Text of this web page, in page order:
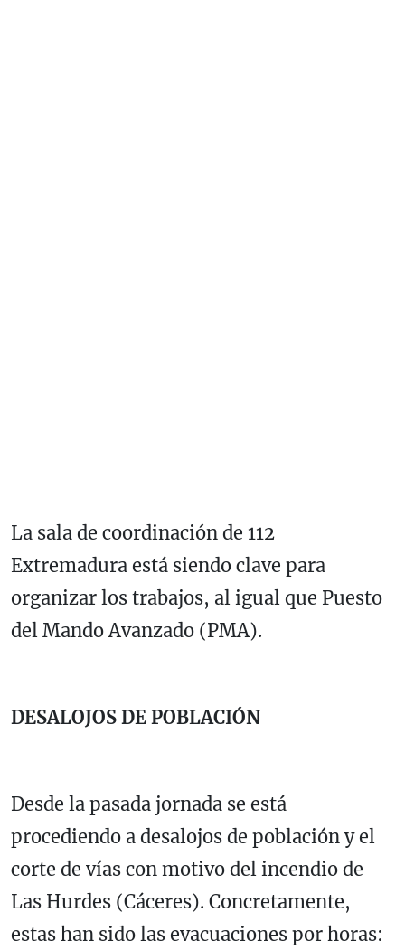
La sala de coordinación de 112
Extremadura está siendo clave para
organizar los trabajos, al igual que Puesto
del Mando Avanzado (PMA).
DESALOJOS DE POBLACIÓN
Desde la pasada jornada se está
procediendo a desalojos de población y el
corte de vías con motivo del incendio de
Las Hurdes (Cáceres). Concretamente,
estas han sido las evacuaciones por horas: